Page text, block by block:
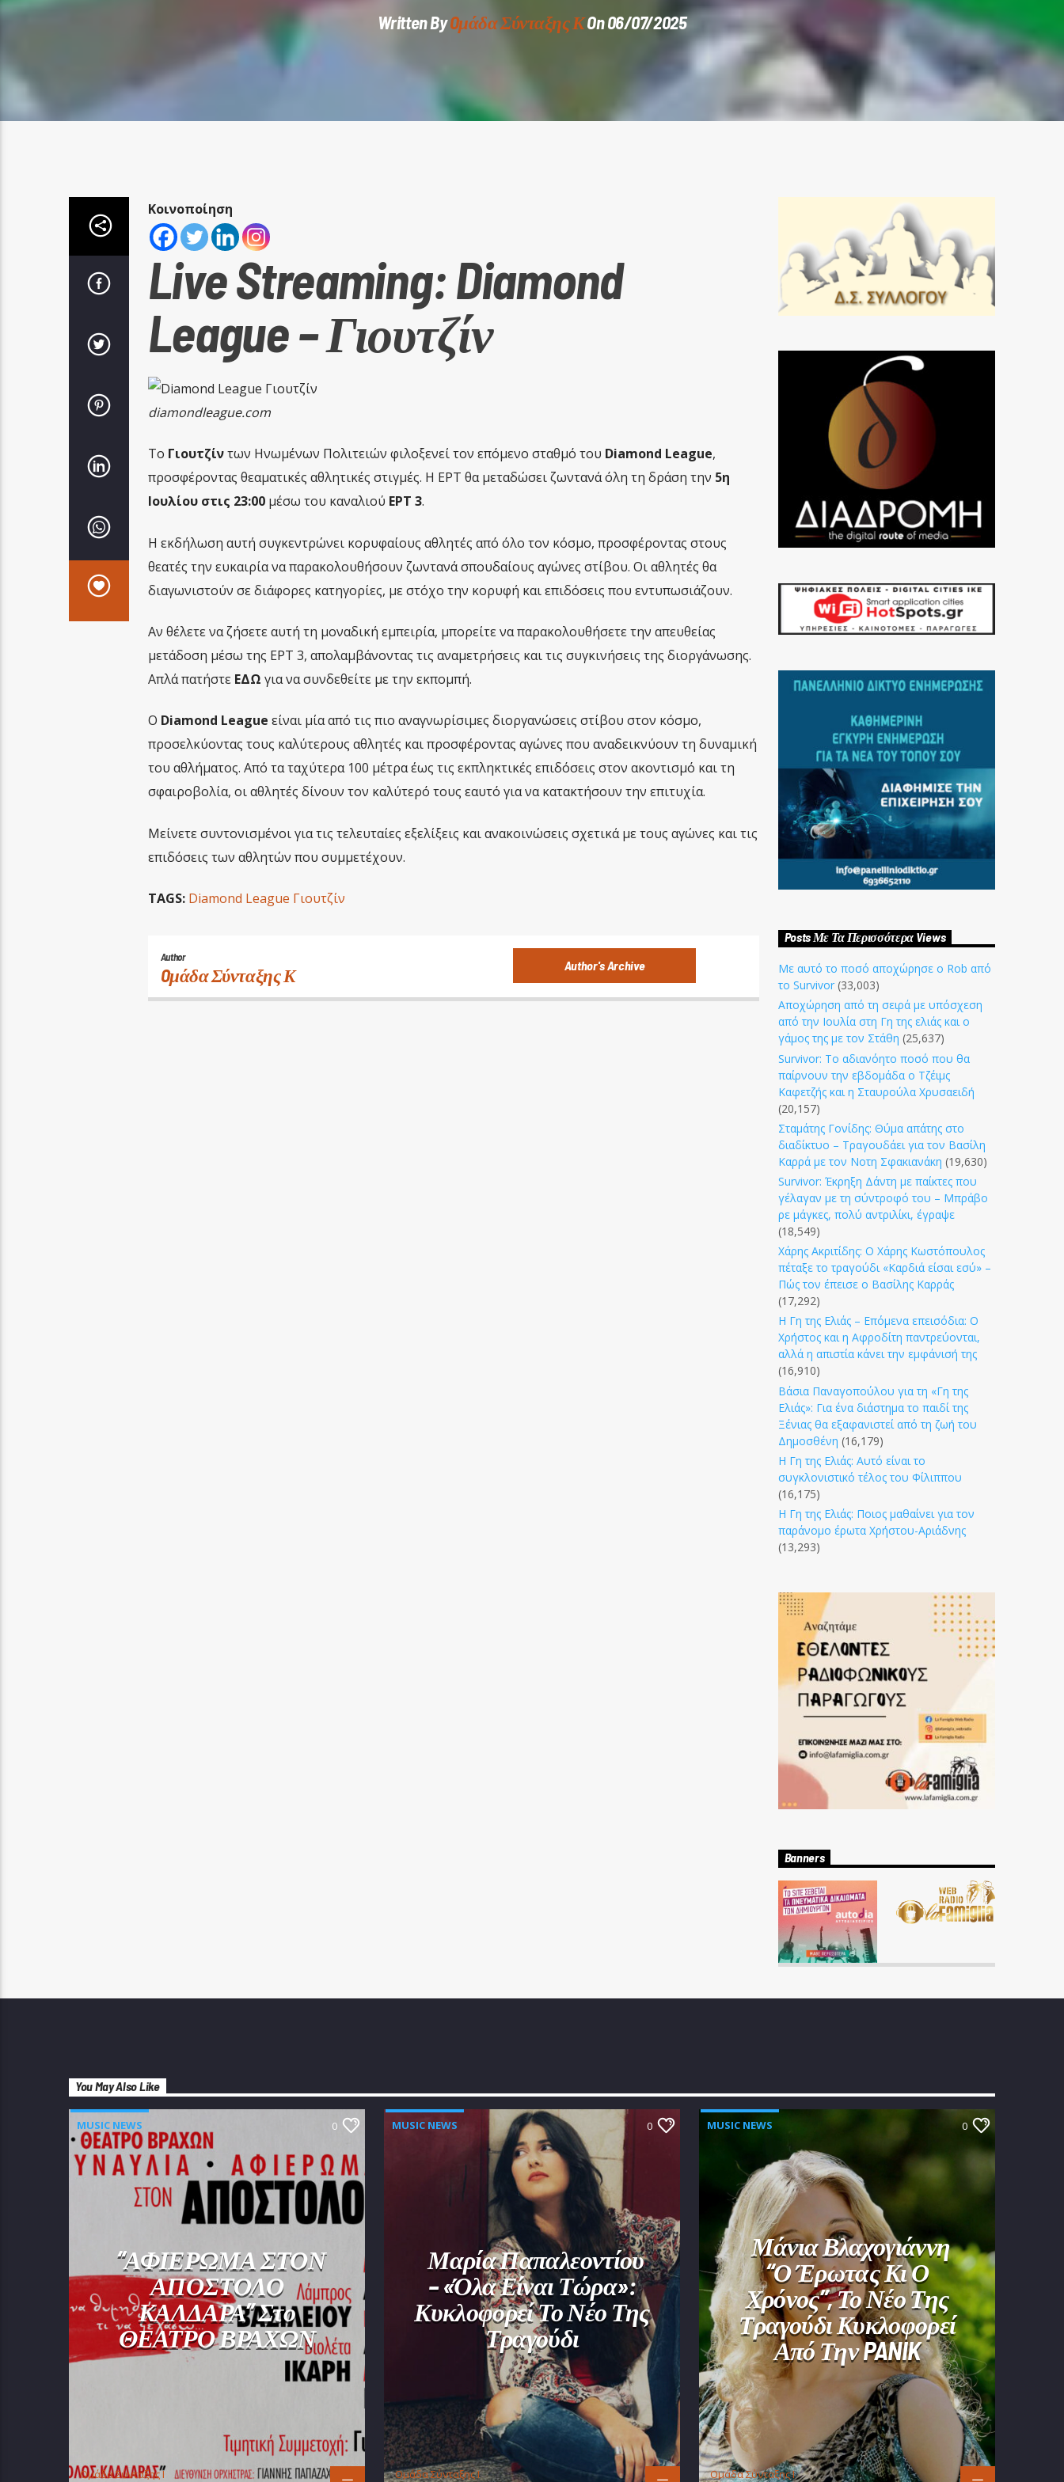
Written ByOμάδα Σύνταξης ΚOn 06/07/2025
Κοινοποίηση
Live Streaming: Diamond
League – Γιουτζίν
diamondleague.com
Το Γιουτζίντων Ηνωμένων Πολιτειών φιλοξενεί τον επόμενο σταθμό του Diamond League,
προσφέροντας θεαματικές αθλητικές στιγμές. Η ΕΡΤ θα μεταδώσει ζωντανά όλη τη δράση την 5η
Ιουλίου στις 23:00μέσω του καναλιού ΕΡΤ 3.
Η εκδήλωση αυτή συγκεντρώνει κορυφαίους αθλητές από όλο τον κόσμο, προσφέροντας στους
θεατές την ευκαιρία να παρακολουθήσουν ζωντανά σπουδαίους αγώνες στίβου. Οι αθλητές θα
διαγωνιστούν σε διάφορες κατηγορίες, με στόχο την κορυφή και επιδόσεις που εντυπωσιάζουν.
Αν θέλετε να ζήσετε αυτή τη μοναδική εμπειρία, μπορείτε να παρακολουθήσετε την απευθείας
μετάδοση μέσω της ΕΡΤ 3, απολαμβάνοντας τις αναμετρήσεις και τις συγκινήσεις της διοργάνωσης.
Απλά πατήστε ΕΔΩ για να συνδεθείτε με την εκπομπή.
Ο Diamond League είναι μία από τις πιο αναγνωρίσιμες διοργανώσεις στίβου στον κόσμο,
προσελκύοντας τους καλύτερους αθλητές και προσφέροντας αγώνες που αναδεικνύουν τη δυναμική
του αθλήματος. Από τα ταχύτερα 100 μέτρα έως τις εκπληκτικές επιδόσεις στον ακοντισμό και τη
σφαιροβολία, οι αθλητές δίνουν τον καλύτερό τους εαυτό για να κατακτήσουν την επιτυχία.
Μείνετε συντονισμένοι για τις τελευταίες εξελίξεις και ανακοινώσεις σχετικά με τους αγώνες και τις
επιδόσεις των αθλητών που συμμετέχουν.
TAGS: Diamond League Γιουτζίν
Author
Oμάδα Σύνταξης Κ Author's Archive
Posts Με Τα Περισσότερα Views
Με αυτό το ποσό αποχώρησε ο Rob από
το Survivor (33,003)
Αποχώρηση από τη σειρά με υπόσχεση
από την Ιουλία στη Γη της ελιάς και ο
γάμος της με τον Στάθη (25,637)
Survivor: Το αδιανόητο ποσό που θα
παίρνουν την εβδομάδα ο Τζέιμς
Καφετζής και η Σταυρούλα Χρυσαειδή
(20,157)
Σταμάτης Γονίδης: Θύμα απάτης στο
διαδίκτυο – Τραγουδάει για τον Βασίλη
Καρρά με τον Νοτη Σφακιανάκη (19,630)
Survivor: Έκρηξη Δάντη με παίκτες που
γέλαγαν με τη σύντροφό του – Μπράβο
ρε μάγκες, πολύ αντριλίκι, έγραψε
(18,549)
Χάρης Ακριτίδης: Ο Χάρης Κωστόπουλος
πέταξε το τραγούδι «Καρδιά είσαι εσύ» –
Πώς τον έπεισε ο Βασίλης Καρράς
(17,292)
Η Γη της Ελιάς – Επόμενα επεισόδια: Ο
Χρήστος και η Αφροδίτη παντρεύονται,
αλλά η απιστία κάνει την εμφάνισή της
(16,910)
Βάσια Παναγοπούλου για τη «Γη της
Ελιάς»: Για ένα διάστημα το παιδί της
Ξένιας θα εξαφανιστεί από τη ζωή του
Δημοσθένη (16,179)
Η Γη της Ελιάς: Αυτό είναι το
συγκλονιστικό τέλος του Φίλιππου
(16,175)
Η Γη της Ελιάς: Ποιος μαθαίνει για τον
παράνομο έρωτα Χρήστου-Αριάδνης
(13,293)
Banners
You May Also Like
MUSIC NEWS 0
“ΑΦΙΕΡΩΜΑ ΣΤΟΝ
ΑΠΟΣΤΟΛΟ
ΚΑΛΔΑΡΑ” Στο
ΘΕΑΤΡΟ ΒΡΑΧΩΝ
Oμάδα Σύνταξης Ι
MUSIC NEWS 0
Μαρία Παπαλεοντίου
– «Όλα Είναι Τώρα»:
Κυκλοφορεί Το Νέο Της
Τραγούδι
Oμάδα Σύνταξης Ι
MUSIC NEWS 0
Μάνια Βλαχογιάννη
“Ο Έρωτας Κι Ο
Χρόνος”, Το Νέο Της
Τραγούδι Κυκλοφορεί
Από Την PANIK
Oμάδα Σύνταξης Ι